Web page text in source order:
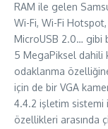
RAM ile gelen
Wi-Fi, Wi-Fi
MicroUSB 2.0… gibi
5 MegaPiksel dahili
odaklanma
için de bir VGA
4.4.2 işletim sistemi
özellikleri arasında